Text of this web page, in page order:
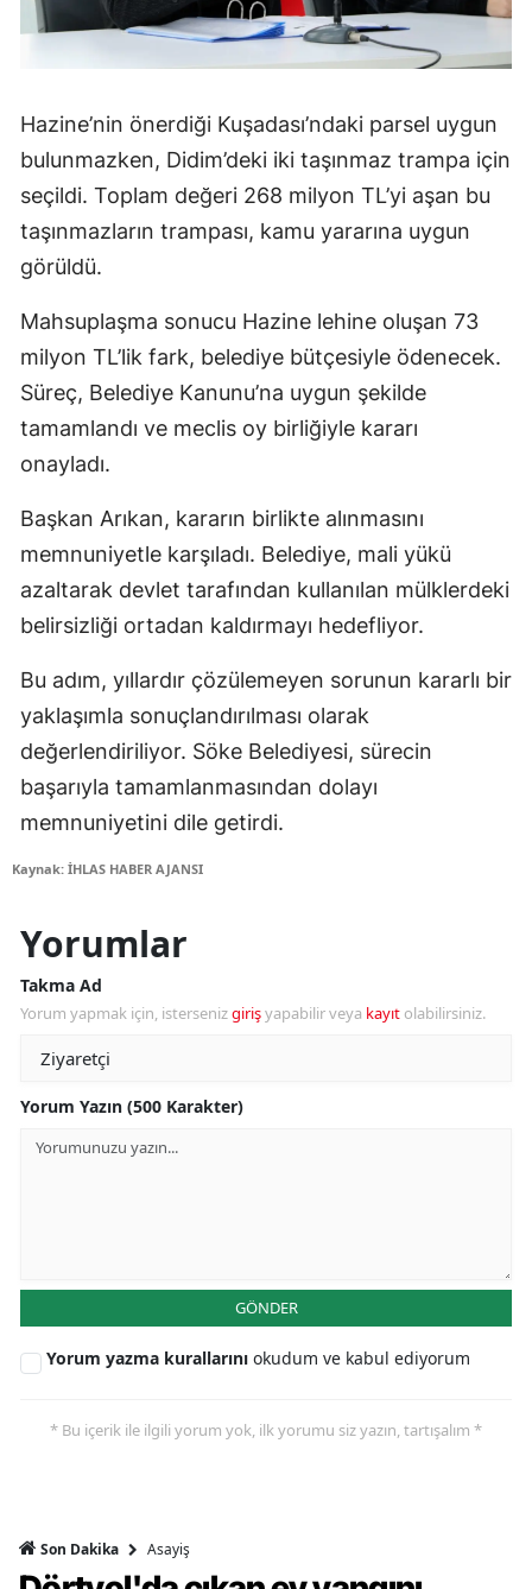
Hazine’nin önerdiği Kuşadası’ndaki parsel uygun
bulunmazken, Didim’deki iki taşınmaz trampa için
seçildi. Toplam değeri 268 milyon TL’yi aşan bu
taşınmazların trampası, kamu yararına uygun
görüldü.
Mahsuplaşma sonucu Hazine lehine oluşan 73
milyon TL’lik fark, belediye bütçesiyle ödenecek.
Süreç, Belediye Kanunu’na uygun şekilde
tamamlandı ve meclis oy birliğiyle kararı
onayladı.
Başkan Arıkan, kararın birlikte alınmasını
memnuniyetle karşıladı. Belediye, mali yükü
azaltarak devlet tarafından kullanılan mülklerdeki
belirsizliği ortadan kaldırmayı hedefliyor.
Bu adım, yıllardır çözülemeyen sorunun kararlı bir
yaklaşımla sonuçlandırılması olarak
değerlendiriliyor. Söke Belediyesi, sürecin
başarıyla tamamlanmasından dolayı
memnuniyetini dile getirdi.
Kaynak: İHLAS HABER AJANSI
Yorumlar
Takma Ad
Yorum yapmak için, istersenizgirişyapabilir veya kayıt olabilirsiniz.
Yorum Yazın (500 Karakter)
GÖNDER
Yorum yazma kurallarını okudum ve kabul ediyorum
* Bu içerik ile ilgili yorum yok, ilk yorumu siz yazın, tartışalım *
Son Dakika Asayiş